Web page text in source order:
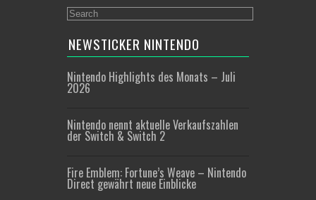
NEWSTICKER NINTENDO
Nintendo Highlights des Monats – Juli
2026
Nintendo nennt aktuelle Verkaufszahlen
der Switch & Switch 2
Fire Emblem: Fortune’s Weave – Nintendo
Direct gewährt neue Einblicke